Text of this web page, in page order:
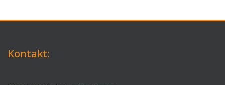
Kontakt: